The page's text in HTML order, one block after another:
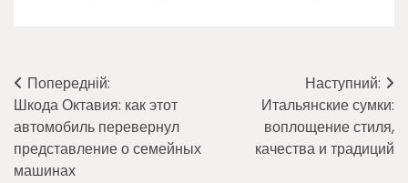
Навігація
записів
Попередній:
Шкода Октавия: как этот
автомобиль перевернул
представление о семейных
машинах
Наступний:
Итальянские сумки:
воплощение стиля,
качества и традиций